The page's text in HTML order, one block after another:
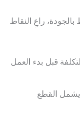
راعِ النقاط
قبل بدء العمل
يشمل القطع